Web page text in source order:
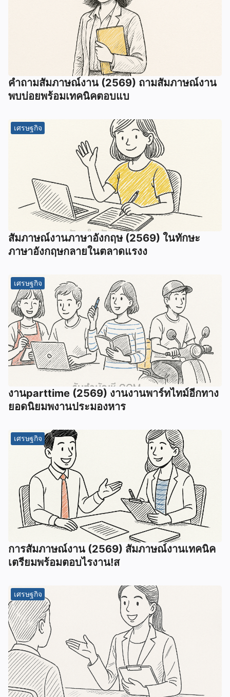
คำถามสัมภาษณ์งาน (2569) ถามสัมภาษณ์งาน
พบบ่อยพร้อมเทคนิคตอบแบ
เศรษฐกิจ
สัมภาษณ์งานภาษาอังกฤษ (2569) ในทักษะ
ภาษาอังกฤษกลายในตลาดแรงง
เศรษฐกิจ
งานparttime (2569) งานงานพาร์ทไทม์อีกทาง
ยอดนิยมพงานประมองหาร
เศรษฐกิจ
การสัมภาษณ์งาน (2569) สัมภาษณ์งานเทคนิค
เตรียมพร้อมตอบไรงาน!ส
เศรษฐกิจ